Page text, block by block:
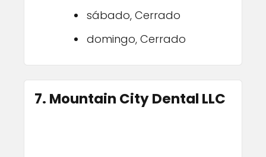
sábado, Cerrado
domingo, Cerrado
7. Mountain City Dental LLC